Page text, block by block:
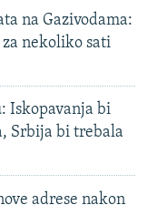
na Gazivodama:
nekoliko sati
Iskopavanja bi
Srbija bi trebala
adrese nakon